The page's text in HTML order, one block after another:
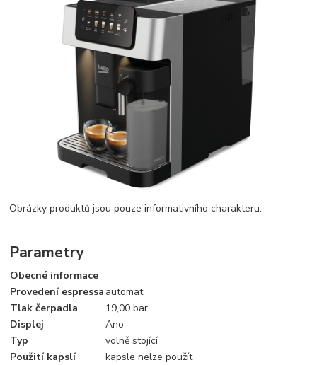
Obrázky produktů jsou pouze informativního charakteru.
Parametry
Obecné informace
Provedení espressa automat
Tlak čerpadla
19,00 bar
Displej
Ano
Typ
volně stojící
Použití kapslí
kapsle nelze použít